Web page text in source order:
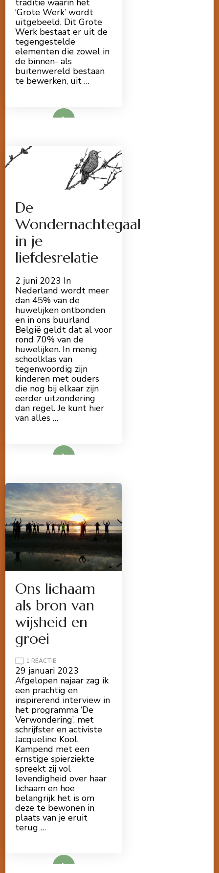
‘Grote Werk’ wordt
uitgebeeld. Dit Grote
Werk bestaat er uit de
tegengestelde
elementen die zowel in
de binnen- als
buitenwereld bestaan
te bewerken, uit …
De
Wondernachtegaal
in je
liefdesrelatie
2 juni 2023 In
Nederland wordt meer
dan 45% van de
huwelijken ontbonden
en in ons buurland
België geldt dat al voor
rond 70% van de
huwelijken. In menig
schoolklas van
tegenwoordig zijn
kinderen met ouders
die nog bij elkaar zijn
eerder uitzondering
dan regel. Je kunt hier
van alles …
Ons lichaam
als bron van
wijsheid en
groei
1 REACTIEOP
ONS
LICHAAM
ALS
BRON
VAN
WIJSHEID
EN
GROEI
29 januari 2023
Afgelopen najaar zag ik
een prachtig en
inspirerend interview in
het programma ‘De
Verwondering’, met
schrijfster en activiste
Jacqueline Kool.
Kampend met een
ernstige spierziekte
spreekt zij vol
levendigheid over haar
lichaam en hoe
belangrijk het is om
deze te bewonen in
plaats van je eruit
terug …